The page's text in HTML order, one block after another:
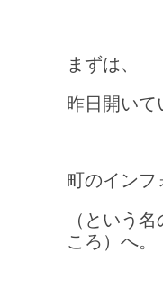
まずは、
昨日開いて
町のインフ
（という
ころ）へ。